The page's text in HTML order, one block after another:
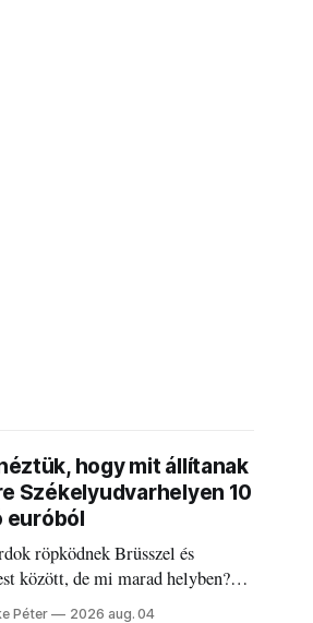
hogy mit állítanak
Székelyudvarhelyen 10
euróból
röpködnek Brüsszel és
között, de mi marad helyben?
a PNRR-pénzeket
Péter 2026 aug. 04